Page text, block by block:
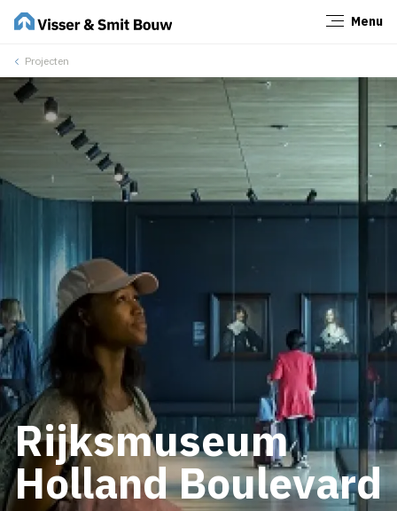
Menu
Projecten
Rijksmuseum
Holland Boulevard
Sluiten